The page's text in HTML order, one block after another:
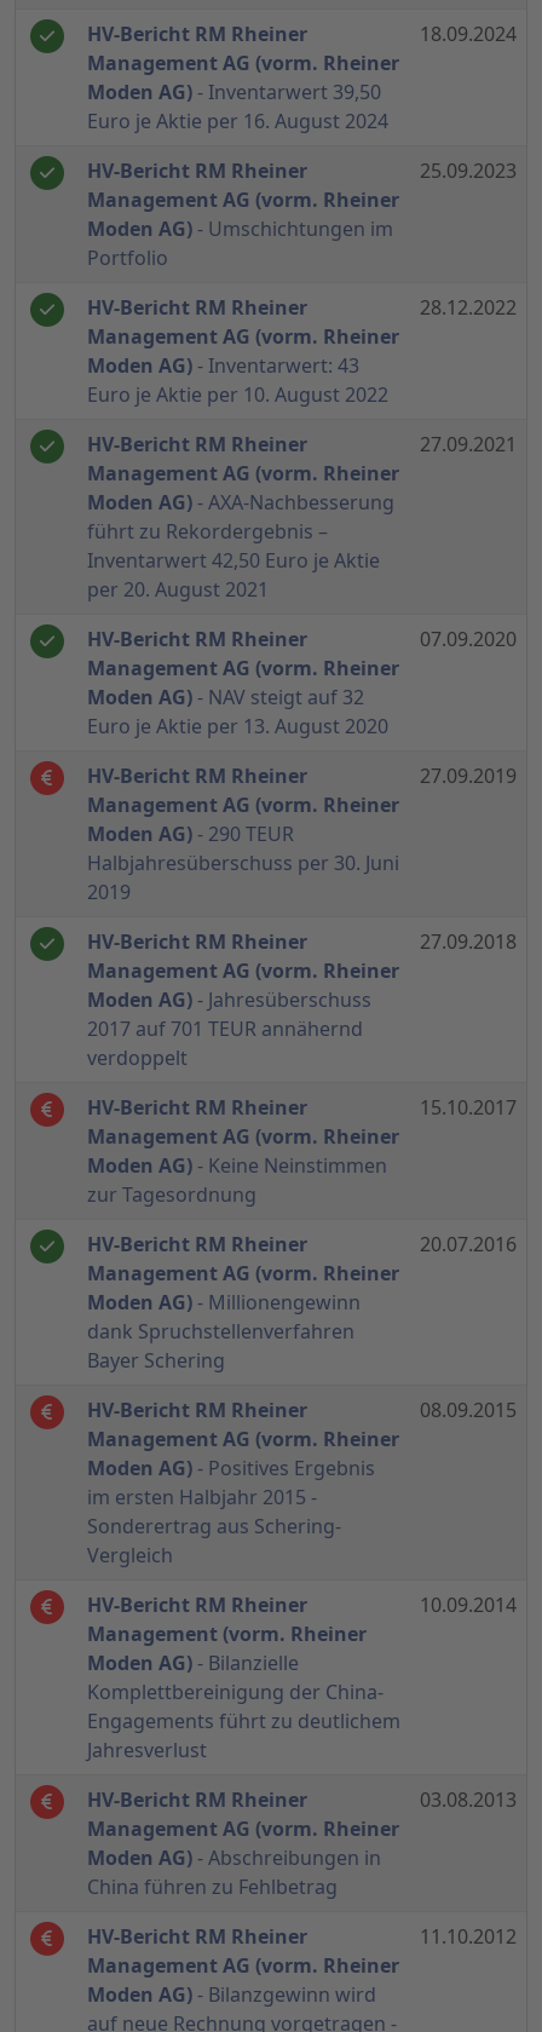
HV-Bericht RM Rheiner
Management AG (vorm. Rheiner
Moden AG)- Inventarwert 39,50
Euro je Aktie per 16. August 2024
18.09.2024
HV-Bericht RM Rheiner
Management AG (vorm. Rheiner
Moden AG) - Umschichtungen im
Portfolio
25.09.2023
HV-Bericht RM Rheiner
Management AG (vorm. Rheiner
Moden AG)- Inventarwert: 43
Euro je Aktie per 10. August 2022
28.12.2022
HV-Bericht RM Rheiner
Management AG (vorm. Rheiner
Moden AG) - AXA-Nachbesserung
führt zu Rekordergebnis –
Inventarwert 42,50 Euro je Aktie
per 20. August 2021
27.09.2021
HV-Bericht RM Rheiner
Management AG (vorm. Rheiner
Moden AG)- NAV steigt auf 32
Euro je Aktie per 13. August 2020
07.09.2020
HV-Bericht RM Rheiner
Management AG (vorm. Rheiner
Moden AG) - 290 TEUR
Halbjahresüberschuss per 30. Juni
2019
27.09.2019
HV-Bericht RM Rheiner
Management AG (vorm. Rheiner
Moden AG)- Jahresüberschuss
2017 auf 701 TEUR annähernd
verdoppelt
27.09.2018
HV-Bericht RM Rheiner
Management AG (vorm. Rheiner
Moden AG) - Keine Neinstimmen
zur Tagesordnung
15.10.2017
HV-Bericht RM Rheiner
Management AG (vorm. Rheiner
Moden AG)- Millionengewinn
dank Spruchstellenverfahren
Bayer Schering
20.07.2016
HV-Bericht RM Rheiner
Management AG (vorm. Rheiner
Moden AG) - Positives Ergebnis
im ersten Halbjahr 2015 -
Sonderertrag aus Schering-
Vergleich
08.09.2015
HV-Bericht RM Rheiner
Management (vorm. Rheiner
Moden AG)- Bilanzielle
Komplettbereinigung der China-
Engagements führt zu deutlichem
Jahresverlust
10.09.2014
HV-Bericht RM Rheiner
Management AG (vorm. Rheiner
Moden AG) - Abschreibungen in
China führen zu Fehlbetrag
03.08.2013
HV-Bericht RM Rheiner
Management AG (vorm. Rheiner
Moden AG)- Bilanzgewinn wird
auf neue Rechnung vorgetragen -
11.10.2012